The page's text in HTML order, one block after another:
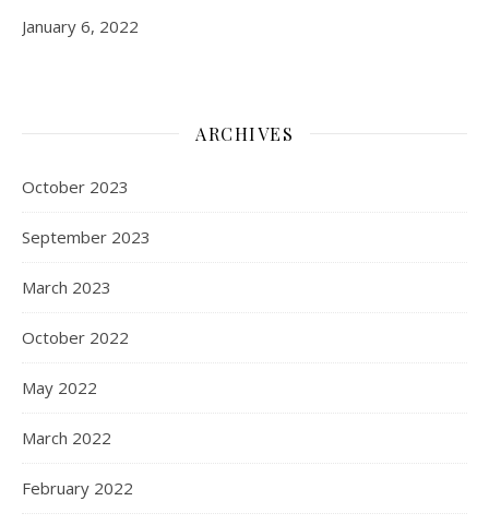
Date
January 6, 2022
ARCHIVES
October 2023
September 2023
March 2023
October 2022
May 2022
March 2022
February 2022